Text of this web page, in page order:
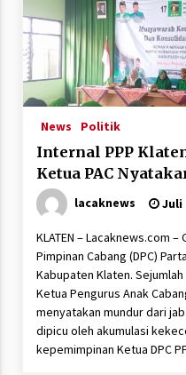
News Politik
Internal PPP
Ketua PAC
lacaknews Juli
KLATEN – Lacaknews.com
Pimpinan Cabang (DPC)
Kabupaten Klaten.
Ketua Pengurus Anak
menyatakan mundur dari
dipicu oleh akumulasi
kepemimpinan Ketua DPC